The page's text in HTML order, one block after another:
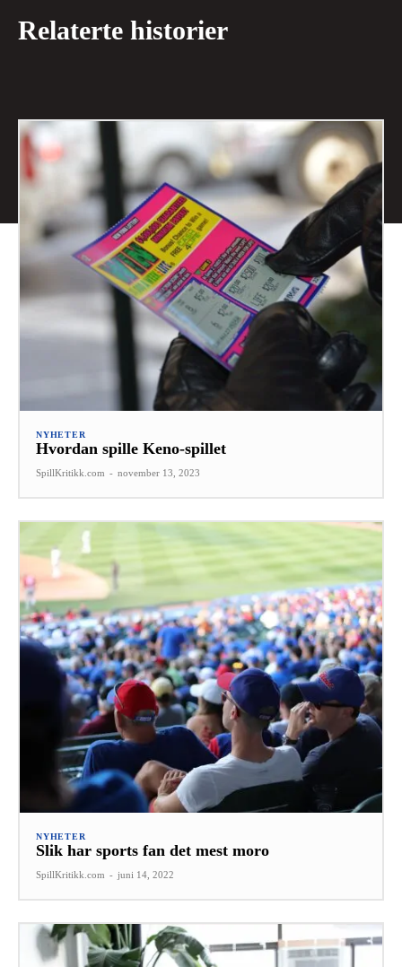
Relaterte historier
NYHETER
Hvordan spille Keno-spillet
SpillKritikk.com - november 13, 2023
NYHETER
Slik har sports fan det mest moro
SpillKritikk.com - juni 14, 2022